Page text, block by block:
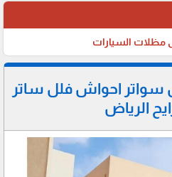
سواتر احواش فلل ساتر
الرياض